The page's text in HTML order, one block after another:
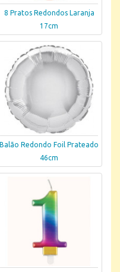
8 Pratos Redondos Laranja
17cm
Balão Redondo Foil Prateado
46cm